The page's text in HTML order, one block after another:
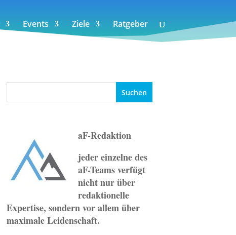
Events Ziele Ratgeber
aF-Redaktion
jeder einzelne des
aF-Teams verfügt
nicht nur über
redaktionelle
Expertise, sondern vor allem über
maximale Leidenschaft.